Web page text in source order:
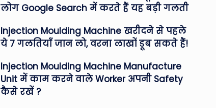
लोग Google Search में करते हैं यह बड़ी गलती
Injection Moulding Machine खरीदने से पहले
ये 7 गलतियाँ जान लो, वरना लाखों डूब सकते हैं!
Injection Moulding Machine Manufacture
Unit में काम करने वाले Worker अपनी Safety
कैसे रखें ?